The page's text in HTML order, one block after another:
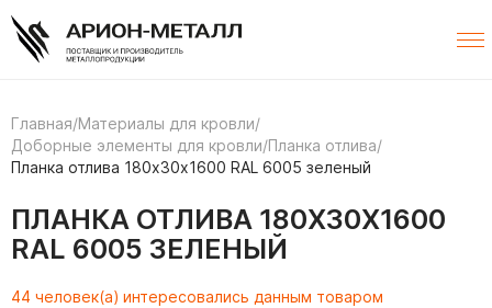
Главная/Материалы для кровли/
Доборные элементы для кровли/Планка отлива/
Планка отлива 180х30х1600 RAL 6005 зеленый
ПЛАНКА ОТЛИВА 180Х30Х1600
RAL 6005 ЗЕЛЕНЫЙ
44 человек(а) интересовались данным товаром